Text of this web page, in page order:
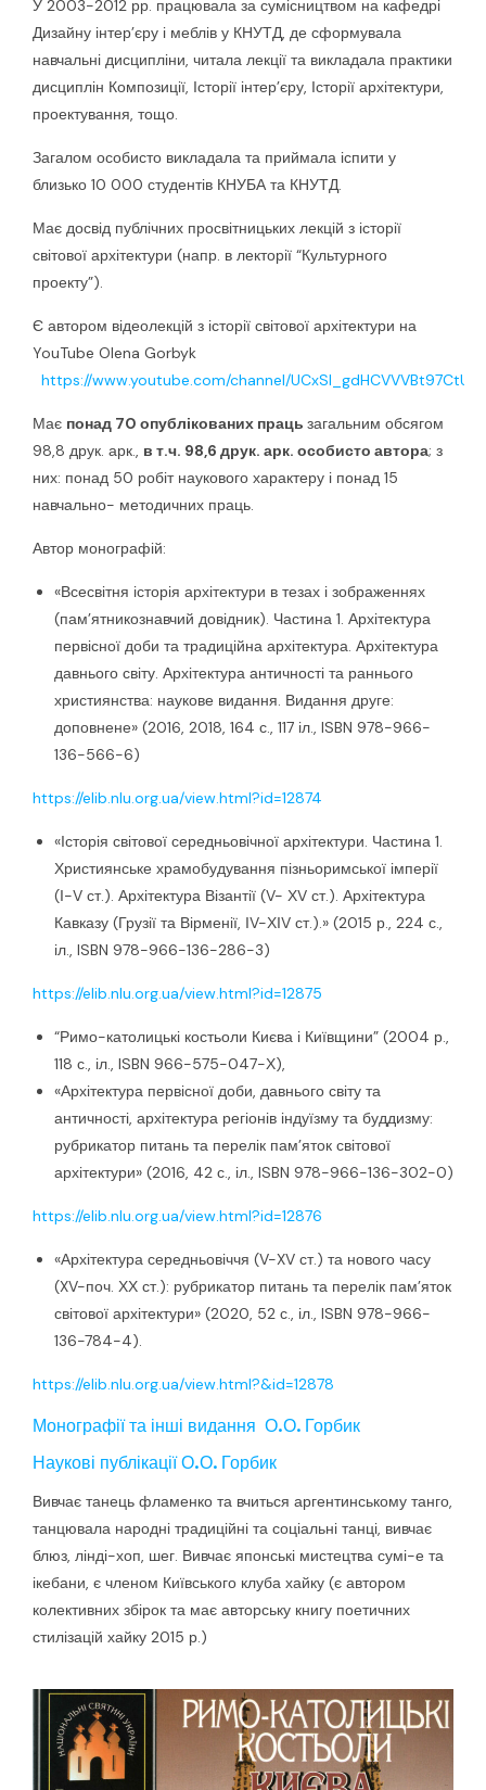
У 2003-2012 рр. працювала за сумісництвом на кафедрі
Дизайну інтер’єру і меблів у КНУТД, де сформувала
навчальні дисципліни, читала лекції та викладала практики
дисциплін Композиції, Історії інтер’єру, Історії архітектури,
проектування, тощо.
Загалом особисто викладала та приймала іспити у
близько 10 000 студентів КНУБА та КНУТД.
Має досвід публічних просвітницьких лекцій з історії
світової архітектури (напр. в лекторії “Культурного
проекту”).
Є автором відеолекцій з історії світової архітектури на
YouTube Olena Gorbyk
https://www.youtube.com/channel/
Має понад 70 опублікованих праць загальним обсягом
98,8 друк. арк., в т.ч. 98,6 друк. арк. особисто автора; з
них: понад 50 робіт наукового характеру і понад 15
навчально- методичних праць.
Автор монографій:
«Всесвітня історія архітектури в тезах і зображеннях
(пам’ятникознавчий довідник). Частина 1. Архітектура
первісної доби та традиційна архітектура. Архітектура
давнього світу. Архітектура античності та раннього
християнства: наукове видання. Видання друге:
доповнене» (2016, 2018, 164 с., 117 іл., ISBN 978-966-
136-566-6)
https://elib.nlu.org.ua/view.html?id=12874
«Історія світової середньовічної архітектури. Частина 1.
Християнське храмобудування пізньоримської імперії
(І-V ст.). Архітектура Візантії (V- ХV ст.). Архітектура
Кавказу (Грузії та Вірменії, ІV-ХІV ст.).» (2015 р., 224 с.,
іл., ISBN 978-966-136-286-3)
https://elib.nlu.org.ua/view.html?id=12875
“Римо-католицькі костьоли Києва і Київщини” (2004 р.,
118 с., іл., ISBN 966-575-047-Х),
«Архітектура первісної доби, давнього світу та
античності, архітектура регіонів індуїзму та буддизму:
рубрикатор питань та перелік пам’яток світової
архітектури» (2016, 42 с., іл., ISBN 978-966-136-302-0)
https://elib.nlu.org.ua/view.html?id=12876
«Архітектура середньовіччя (V-XV ст.) та нового часу
(XV-поч. ХХ ст.): рубрикатор питань та перелік пам’яток
світової архітектури» (2020, 52 с., іл., ISBN 978-966-
136-784-4).
https://elib.nlu.org.ua/view.html?&id=12878
Монографії та інші видання О.О. Горбик
Наукові публікації О.О. Горбик
Вивчає танець фламенко та вчиться аргентинському танго,
танцювала народні традиційні та соціальні танці, вивчає
блюз, лінді-хоп, шег. Вивчає японські мистецтва сумі-е та
ікебани, є членом Київського клуба хайку (є автором
колективних збірок та має авторську книгу поетичних
стилізацій хайку 2015 р.)